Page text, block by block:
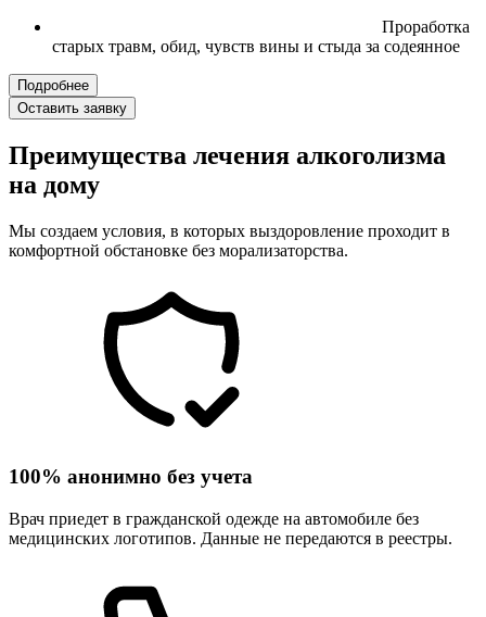
Проработка
старых травм, обид, чувств вины и стыда за содеянное
Подробнее
Оставить заявку
Преимущества лечения алкоголизма
на дому
Мы создаем условия, в которых выздоровление проходит в
комфортной обстановке без морализаторства.
100% анонимно без учета
Врач приедет в гражданской одежде на автомобиле без
медицинских логотипов. Данные не передаются в реестры.